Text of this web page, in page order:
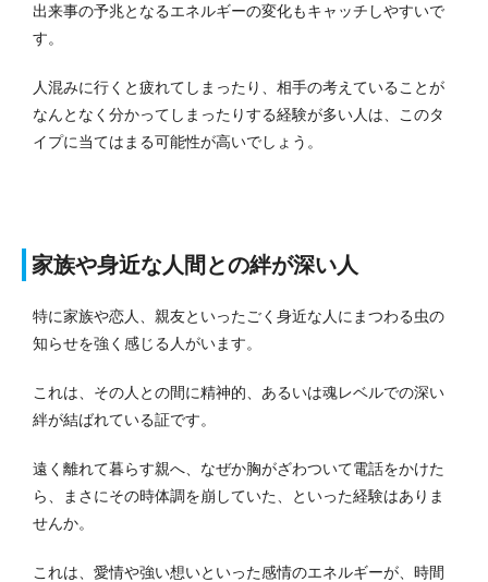
出来事の予兆となるエネルギーの変化もキャッチしやすいで
す。
人混みに行くと疲れてしまったり、相手の考えていることが
なんとなく分かってしまったりする経験が多い人は、このタ
イプに当てはまる可能性が高いでしょう。
家族や身近な人間との絆が深い人
特に家族や恋人、親友といったごく身近な人にまつわる虫の
知らせを強く感じる人がいます。
これは、その人との間に精神的、あるいは魂レベルでの深い
絆が結ばれている証です。
遠く離れて暮らす親へ、なぜか胸がざわついて電話をかけた
ら、まさにその時体調を崩していた、といった経験はありま
せんか。
これは、愛情や強い想いといった感情のエネルギーが、時間